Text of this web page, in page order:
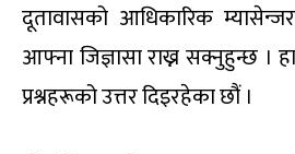
दूतावासको आधिकारिक
आफ्ना जिज्ञासा राख्न सक्नुहुन्छ ।
प्रश्नहरूको उत्तर दिइरहेका छौं ।